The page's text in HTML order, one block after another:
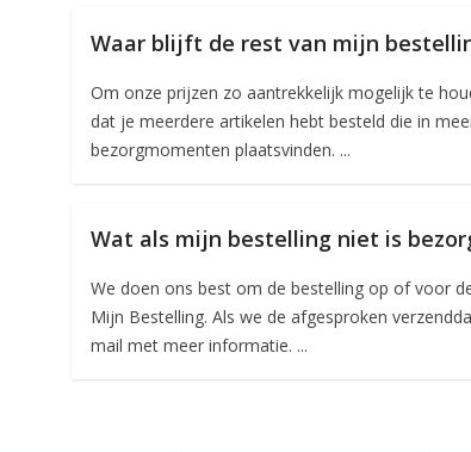
Waar blijft de rest van mijn
Om onze prijzen zo aantrekkelijk mogelijk te
dat je meerdere artikelen hebt besteld die in
bezorgmomenten plaatsvinden. ...
Wat als mijn bestelling niet is
We doen ons best om de bestelling op of voor
Mijn Bestelling. Als we de afgesproken
mail met meer informatie. ...